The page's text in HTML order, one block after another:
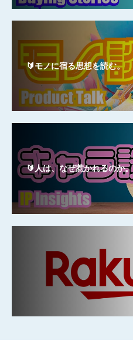
🔰モノに宿る思想を読む。
🔰人は、なぜ惹かれるのか。